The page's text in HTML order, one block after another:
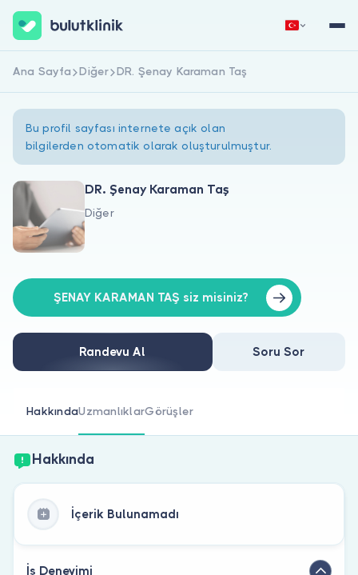
Hakkımızda
Doktorlar için
Doktor musunuz?
Hemen Kaydol Giriş Yap
Ana Sayfa Diğer DR. Şenay Karaman Taş
Bu profil sayfası internete açık olan
bilgilerden otomatik olarak oluşturulmuştur.
DR. Şenay Karaman Taş
Diğer
ŞENAY KARAMAN TAŞ siz misiniz?
Randevu Al Soru Sor
HakkındaUzmanlıklarGörüşler
Hakkında
İçerik Bulunamadı
İş Deneyimi